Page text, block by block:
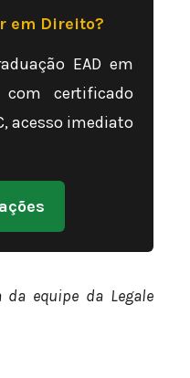
em Direito?
EAD em
certificado
acesso imediato
da equipe da Legale